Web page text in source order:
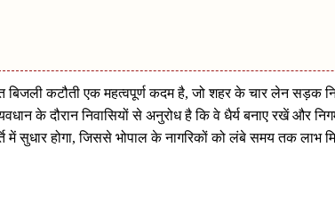
बिजली कटौती एक महत्वपूर्ण कदम है, जो शहर के चार लेन सड़क
के दौरान निवासियों से अनुरोध है कि वे धैर्य बनाए रखें और निगम
में सुधार होगा, जिससे भोपाल के नागरिकों को लंबे समय तक लाभ